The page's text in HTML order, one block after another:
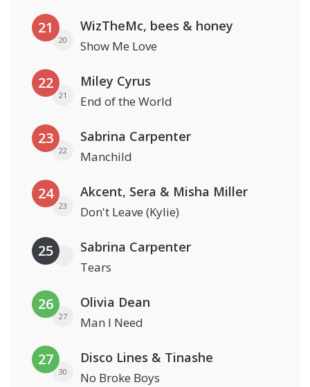
21
20
WizTheMc, bees & honey
Show Me Love
22
21
Miley Cyrus
End of the World
23
22
Sabrina Carpenter
Manchild
24
23
Akcent, Sera & Misha Miller
Don't Leave (Kylie)
25 Sabrina Carpenter
Tears
26
27
Olivia Dean
Man I Need
27
30
Disco Lines & Tinashe
No Broke Boys